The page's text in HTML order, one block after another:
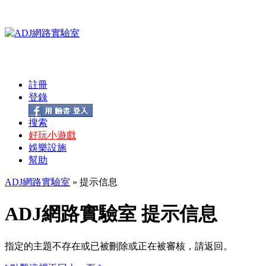
註冊
登錄
搜索
好玩小遊戲
娛樂設施
幫助
ADJ網路實驗室 » 提示信息
ADJ網路實驗室 提示信息
指定的主題不存在或已被刪除或正在被審核，請返回。